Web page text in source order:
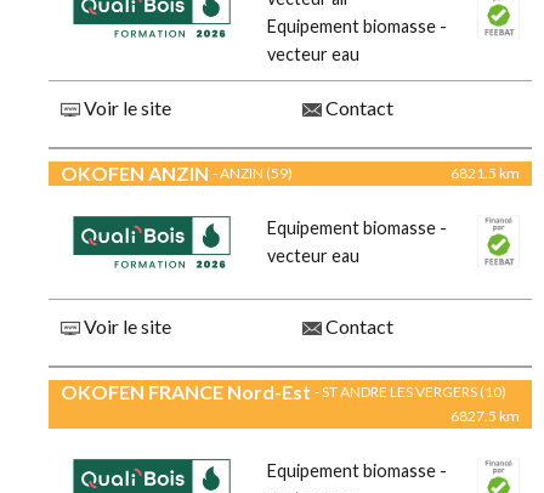
Equipement biomasse -
vecteur eau
Voir le site Contact
OKOFEN ANZIN - ANZIN (59) 6821.5 km
Equipement biomasse -
vecteur eau
Voir le site Contact
OKOFEN FRANCE Nord-Est - ST ANDRE LES VERGERS (10)
6827.5 km
Equipement biomasse -